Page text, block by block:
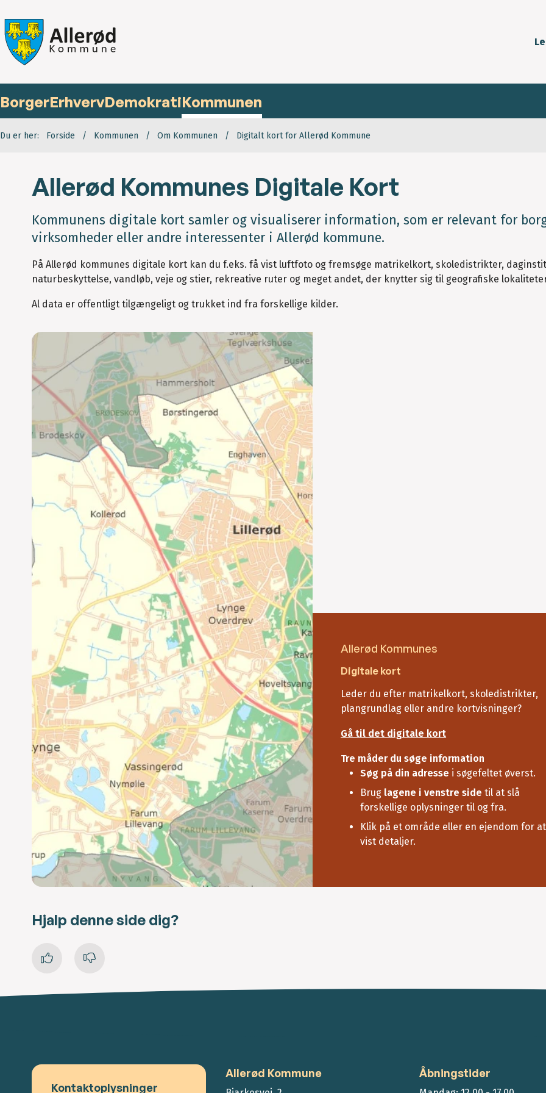
BorgerErhvervDemokratiKommunen
Du er her: Forside Kommunen Om Kommunen Digitalt kort for Allerød Kommune
Allerød Kommunes Digitale Kort
Kommunens digitale kort samler og visualiserer information, som er relevant for
virksomheder eller andre interessenter i Allerød kommune.
På Allerød kommunes digitale kort kan du f.eks. få vist luftfoto og fremsøge matrikelkort, skoledistrikter,
naturbeskyttelse, vandløb, veje og stier, rekreative ruter og meget andet, der knytter sig til geografiske
Al data er offentligt tilgængeligt og trukket ind fra forskellige kilder.
Allerød Kommunes
Digitale kort
Leder du efter matrikelkort, skoledistrikter,
plangrundlag eller andre kortvisninger?
Gå til det digitale kort
Tre måder du søge information
Søg på din adresse i søgefeltet øverst.
Brug lagene i venstre side til at slå
forskellige oplysninger til og fra.
Klik på et område eller en ejendom for
vist detaljer.
Hjalp denne side dig?
Kontaktoplysninger
Allerød Kommune Åbningstider